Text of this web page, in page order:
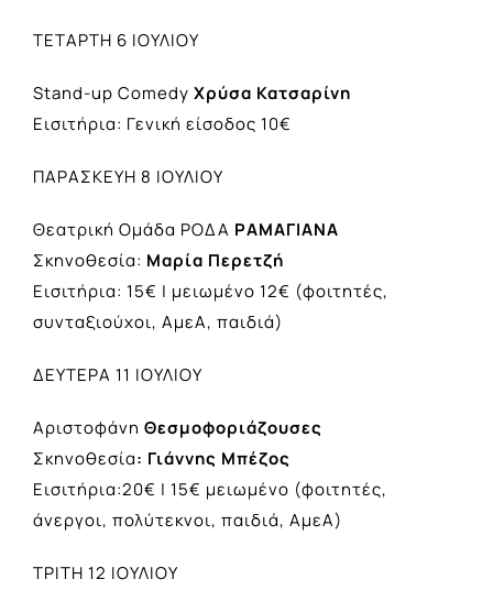
ΤΕΤΑΡΤΗ 6 ΙΟΥΛΙΟΥ
Stand-up Comedy Χρύσα Κατσαρίνη
Εισιτήρια: Γενική είσοδος 10€
ΠΑΡΑΣΚΕΥΗ 8 ΙΟΥΛΙΟΥ
Θεατρική Ομάδα ΡΟΔΑ ΡΑΜΑΓΙΑΝΑ
Σκηνοθεσία: Μαρία Περετζή
Εισιτήρια: 15€ | μειωμένο 12€ (φοιτητές,
συνταξιούχοι, ΑμεΑ, παιδιά)
ΔΕΥΤΕΡΑ 11 ΙΟΥΛΙΟΥ
Αριστοφάνη Θεσμοφοριάζουσες
Σκηνοθεσία: Γιάννης Μπέζος
Εισιτήρια:20€ | 15€ μειωμένο (φοιτητές,
άνεργοι, πολύτεκνοι, παιδιά, ΑμεΑ)
ΤΡΙΤΗ 12 ΙΟΥΛΙΟΥ